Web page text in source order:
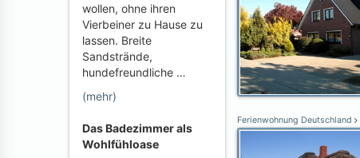
wollen, ohne ihren
Vierbeiner zu Hause zu
lassen. Breite
Sandstrände,
hundefreundliche …
(mehr)
Das Badezimmer als
Wohlfühloase
Ferienwohnung Deutschland